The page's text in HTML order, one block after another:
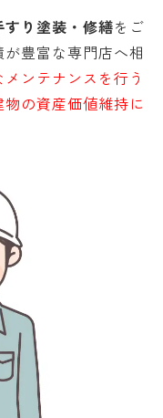
すり塗装・修繕をご
豊富な専門店へ相
ンテナンスを行う
の資産価値維持に